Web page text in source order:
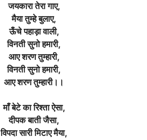
जयकारा तेरा गाए,
मैया तुम्हे बुलाए,
ऊँचे पहाड़ा वाली,
विनती सुनो हमारी,
आए शरण तुम्हारी,
विनती सुनो हमारी,
आए शरण तुम्हारी।।
माँ बेटे का रिश्ता ऐसा,
दीपक बाती जैसा,
विपदा सारी मिटाए मैया,